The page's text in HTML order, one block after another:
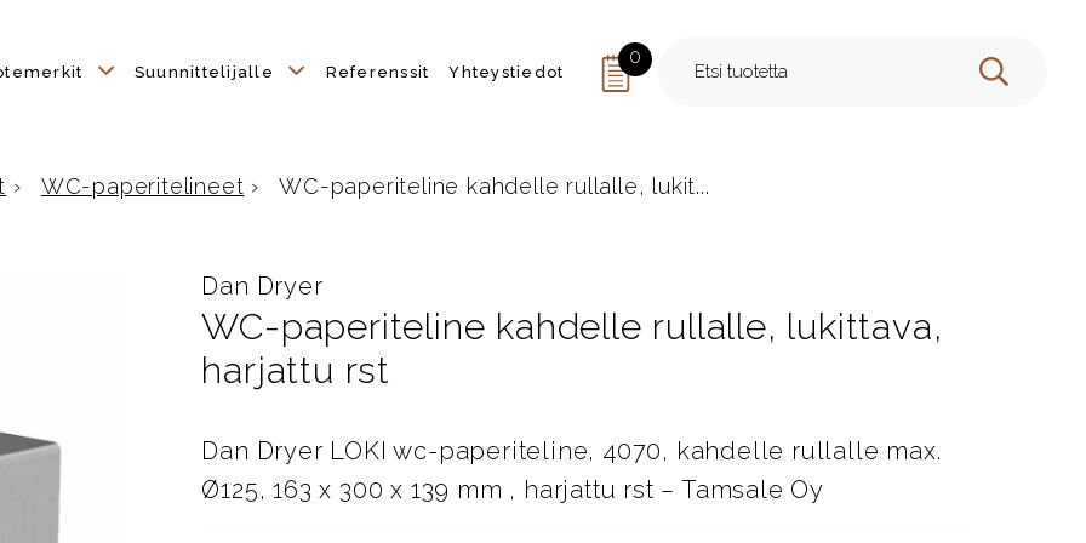
Suunnittelijalle Referenssit Yhteystiedot
0
HAE
› WC-paperitelineet › WC-paperiteline kahdelle rullalle, lukit...
Dan Dryer
WC-paperiteline kahdelle rullalle, lukittava,
harjattu rst
Dan Dryer LOKI wc-paperiteline, 4070, kahdelle rullalle max.
Ø125, 163 x 300 x 139 mm , harjattu rst – Tamsale Oy